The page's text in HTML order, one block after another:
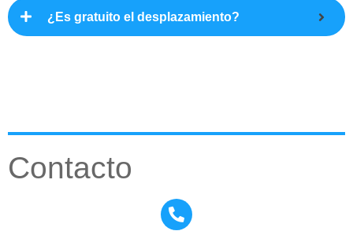
¿Es gratuito el desplazamiento?
Contacto